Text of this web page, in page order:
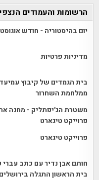
הרשומות והעמודים
יום בהיסטוריה - חודש אוגוסט
מדיניות פרטיות
בית הגמדים של קיבוץ
ממלחמת השחרור
משטרת הג'יפתליק - מחנה
פרוייקט טיגארט
פרוייקט טיגארט
חותם אבן נדיר עם כתב
בית הראשון התגלה בירושלים